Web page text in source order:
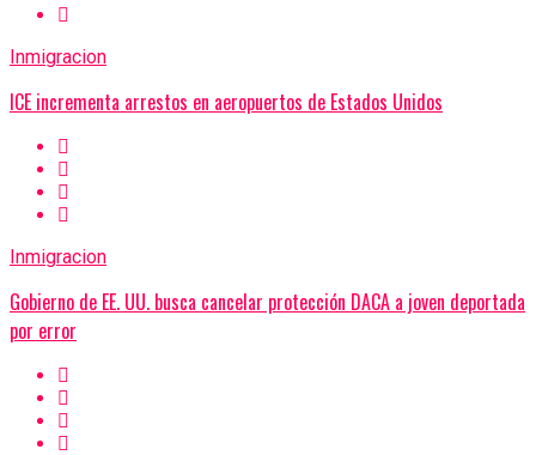
Inmigracion
ICE incrementa arrestos en aeropuertos de Estados Unidos
Inmigracion
Gobierno de EE. UU. busca cancelar protección DACA a joven deportada
por error